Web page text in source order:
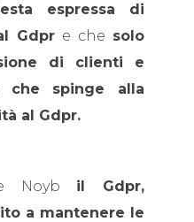
espressa di
Gdpr e che solo
di clienti e
spinge alla
al Gdpr.
Noyb il Gdpr,
a mantenere le